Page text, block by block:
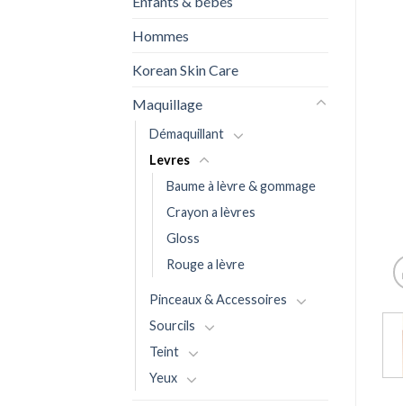
Hommes
Korean Skin Care
Maquillage
Démaquillant
Levres
Baume à lèvre & gommage
Crayon a lèvres
Gloss
Rouge a lèvre
Pinceaux & Accessoires
Sourcils
Teint
Yeux